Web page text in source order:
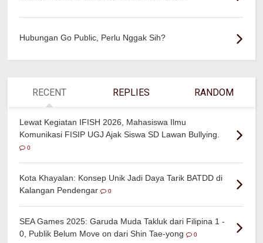
Hubungan Go Public, Perlu Nggak Sih?
RECENT REPLIES RANDOM
Lewat Kegiatan IFISH 2026, Mahasiswa Ilmu
Komunikasi FISIP UGJ Ajak Siswa SD Lawan Bullying.
0
Kota Khayalan: Konsep Unik Jadi Daya Tarik BATDD di
Kalangan Pendengar
0
SEA Games 2025: Garuda Muda Takluk dari Filipina 1 -
0, Publik Belum Move on dari Shin Tae-yong
0